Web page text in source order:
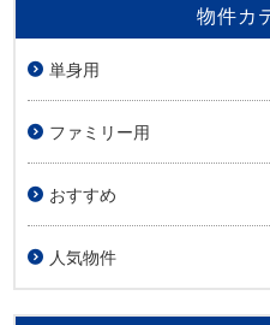
物件カ
単身用
ファミリー用
おすすめ
人気物件